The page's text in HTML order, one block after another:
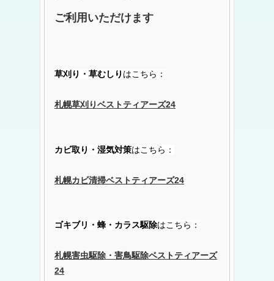
ご利用いただけます
草刈り・草むしり はこちら：
札幌草刈りベストティアーズ24
カビ取り・湿気対策はこちら：
札幌カビ清掃ベストティアーズ24
ゴキブリ・蜂・カラス駆除はこちら：
札幌害虫駆除・害鳥駆除ベストティアーズ
24